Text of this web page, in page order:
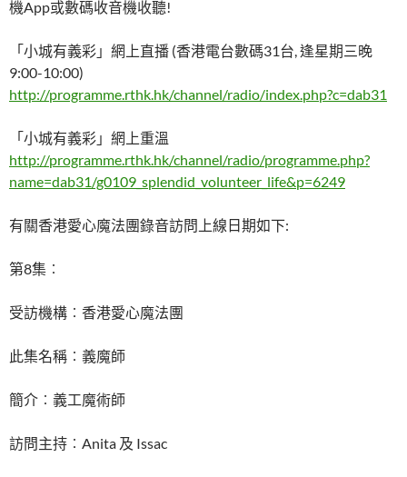
機App或數碼收音機收聽!
「小城有義彩」網上直播 (香港電台數碼31台, 逢星期三晚
9:00-10:00)
http://programme.rthk.hk/channel/radio/index.php?c=dab31
「小城有義彩」網上重溫
http://programme.rthk.hk/channel/radio/programme.php?
name=dab31/g0109_splendid_volunteer_life&p=6249
有關香港愛心魔法團錄音訪問上線日期如下:
第8集︰
受訪機構︰香港愛心魔法團
此集名稱︰義魔師
簡介︰義工魔術師
訪問主持︰Anita 及 Issac